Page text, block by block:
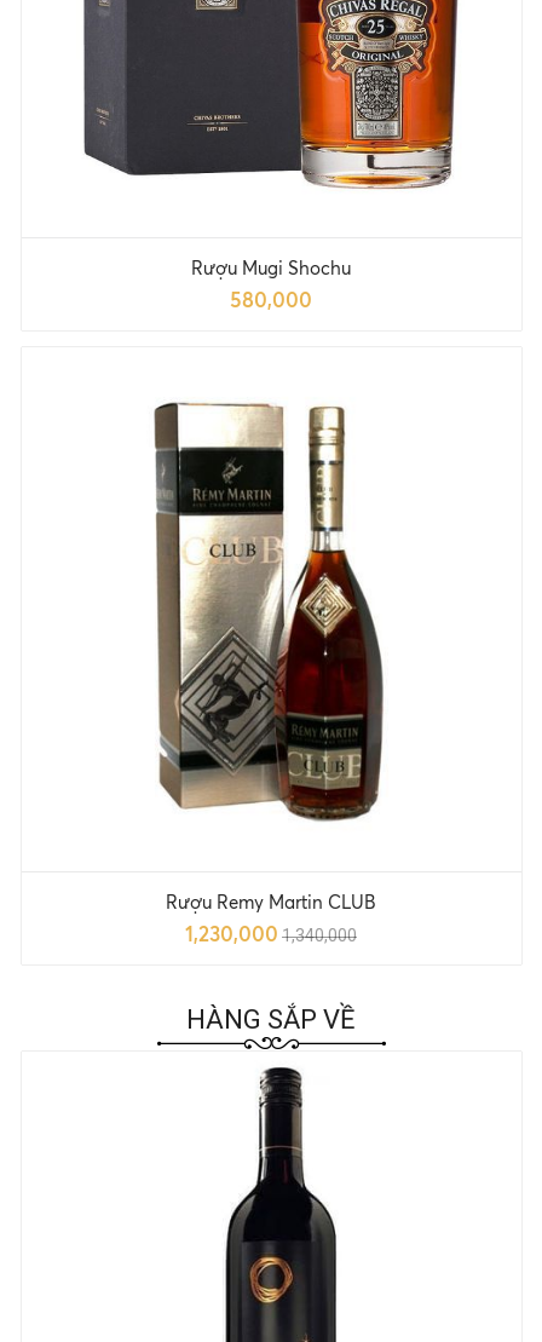
Rượu Mugi Shochu
580,000
Rượu Remy Martin CLUB
1,230,000 1,340,000
HÀNG SẮP VỀ